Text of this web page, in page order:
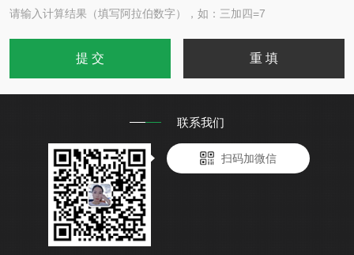
请输入计算结果（填写阿拉伯数字），如：三加四=7
联系我们
扫码加微信